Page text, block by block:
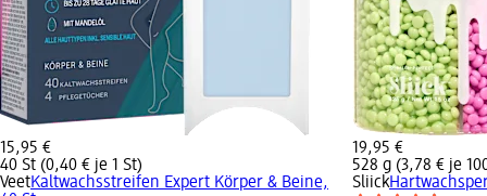
15,95 €
40 St (0,40 € je 1 St)
VeetKaltwachsstreifen Expert Körper & Beine,
19,95 €
528 g (3,78 € je
Sliick